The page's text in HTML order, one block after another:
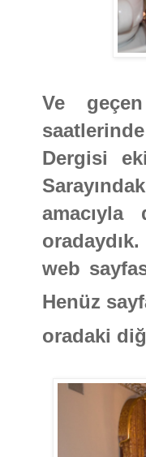
Ve
Dergisi
web
Henüz
oradaki